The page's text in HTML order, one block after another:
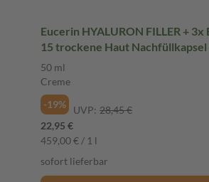
Eucerin HYALURON FILLER + 3x
15 trockene Haut Nachfüllkapsel
50 ml
Creme
-19%
UVP: 28,45 €
22,95 €
459,00 € / 1 l
sofort lieferbar